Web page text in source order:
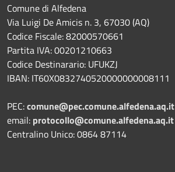
Comune di Alfedena
Via Luigi De Amicis n. 3, 67030 (AQ)
Codice Fiscale: 82000570661
Partita IVA: 00201210663
Codice Destinarario: UFUKZJ
IBAN: IT60X0832740520000000008111
PEC:comune@pec.comune.alfedena.aq.it
email: protocollo@comune.alfedena.aq.it
Centralino Unico: 0864 87114